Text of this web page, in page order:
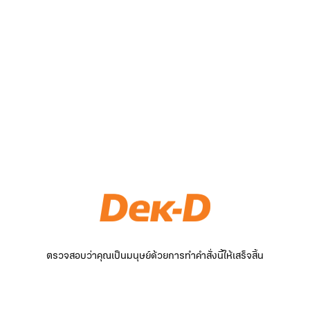
ตรวจสอบว่าคุณเป็นมนุษย์ด้วยการทำคำสั่งนี้ให้เสร็จสิ้น